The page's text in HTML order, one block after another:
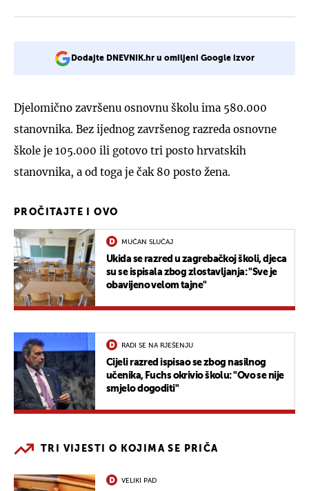
Dodajte DNEVNIK.hr u omiljeni Google izvor
Djelomično završenu osnovnu školu ima 580.000
stanovnika. Bez ijednog završenog razreda osnovne
škole je 105.000 ili gotovo tri posto hrvatskih
stanovnika, a od toga je čak 80 posto žena.
PROČITAJTE I OVO
MUČAN SLUČAJ
Ukida se razred u zagrebačkoj školi, djeca
su se ispisala zbog zlostavljanja: "Sve je
obavijeno velom tajne"
RADI SE NA RJEŠENJU
Cijeli razred ispisao se zbog nasilnog
učenika, Fuchs okrivio školu: "Ovo se nije
smjelo dogoditi"
TRI VIJESTI O KOJIMA SE PRIČA
VELIKI PAD